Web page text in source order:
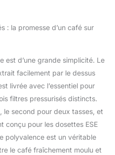
: la promesse d’un café sur
est d’une grande simplicité. Le
facilement par le dessus
livrée avec l’essentiel pour
filtres pressurisés distincts.
le second pour deux tasses, et
conçu pour les dosettes ESE
polyvalence est un véritable
le café fraîchement moulu et